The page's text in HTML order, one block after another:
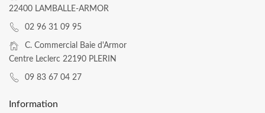
22400 LAMBALLE-ARMOR
02 96 31 09 95
C. Commercial Baie d'Armor
Centre Leclerc 22190 PLERIN
09 83 67 04 27
Information